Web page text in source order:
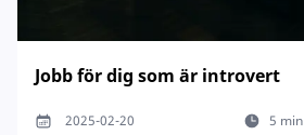
Jobb för dig som är introvert
2025-02-20 5 min